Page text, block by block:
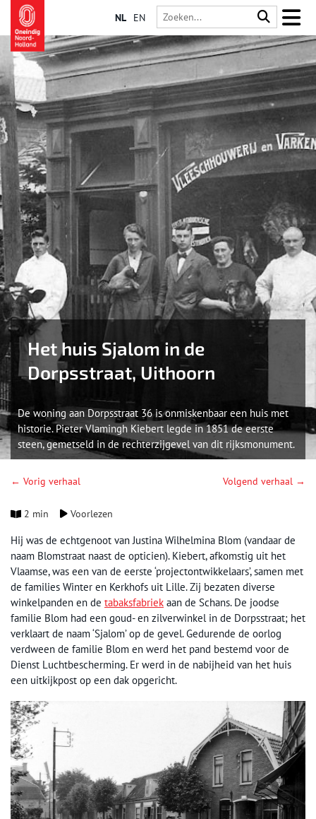
NL EN
Het huis Sjalom in de
Dorpsstraat, Uithoorn
De woning aan Dorpsstraat 36 is onmiskenbaar een huis met
historie. Pieter Vlamingh Kiebert legde in 1851 de eerste
steen, gemetseld in de rechterzijgevel van dit rijksmonument.
← Vorig verhaal Volgend verhaal →
2 min Voorlezen
Hij was de echtgenoot van Justina Wilhelmina Blom (vandaar de
naam Blomstraat naast de opticien). Kiebert, afkomstig uit het
Vlaamse, was een van de eerste ‘projectontwikkelaars’, samen met
de families Winter en Kerkhofs uit Lille. Zij bezaten diverse
winkelpanden en de tabaksfabriek aan de Schans. De joodse
familie Blom had een goud- en zilverwinkel in de Dorpsstraat; het
verklaart de naam ‘Sjalom’ op de gevel. Gedurende de oorlog
verdween de familie Blom en werd het pand bestemd voor de
Dienst Luchtbescherming. Er werd in de nabijheid van het huis
een uitkijkpost op een dak opgericht.